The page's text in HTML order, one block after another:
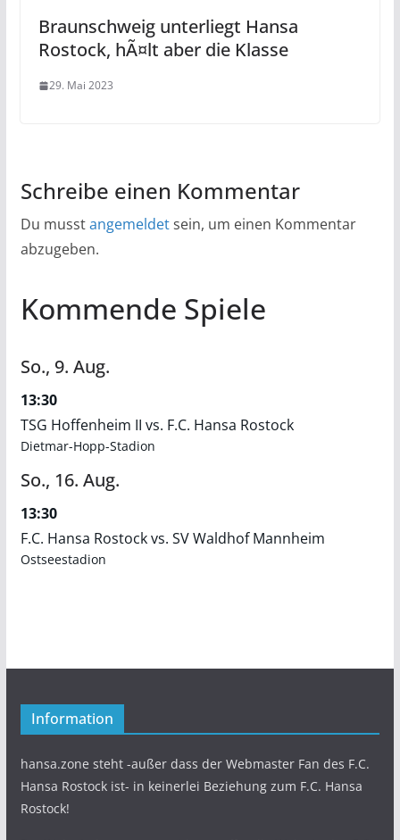
Braunschweig unterliegt Hansa
Rostock, hÃ¤lt aber die Klasse
29. Mai 2023
Schreibe einen Kommentar
Du musstangemeldetsein, um einen Kommentar
abzugeben.
Kommende Spiele
So., 9. Aug.
13:30
TSG Hoffenheim II vs. F.C. Hansa Rostock
Dietmar-Hopp-Stadion
So., 16. Aug.
13:30
F.C. Hansa Rostock vs. SV Waldhof Mannheim
Ostseestadion
Information
hansa.zone steht -außer dass der Webmaster Fan des F.C.
Hansa Rostock ist- in keinerlei Beziehung zum F.C. Hansa
Rostock!